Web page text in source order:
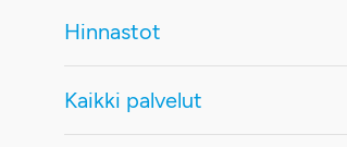
Hinnastot
Kaikki palvelut